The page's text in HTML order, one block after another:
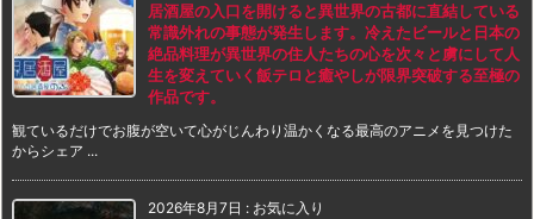
居酒屋の入口を開けると異世界の古都に直結している
常識外れの事態が発生します。冷えたビールと日本の
絶品料理が異世界の住人たちの心を次々と虜にして人
生を変えていく飯テロと癒やしが限界突破する至極の
作品です。
観ているだけでお腹が空いて心がじんわり温かくなる最高のアニメを見つけた
からシェア ...
2026年8月7日 : お気に入り